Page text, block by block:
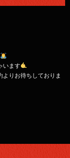
います
りお待ちしておりま